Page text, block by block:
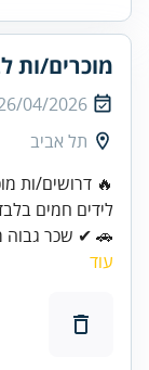
מוכרים/ות
04/2026
תל אביב
🔥 דרושים/ות
לידים חמים
🚗 ✔ שכר גבוה
עוד